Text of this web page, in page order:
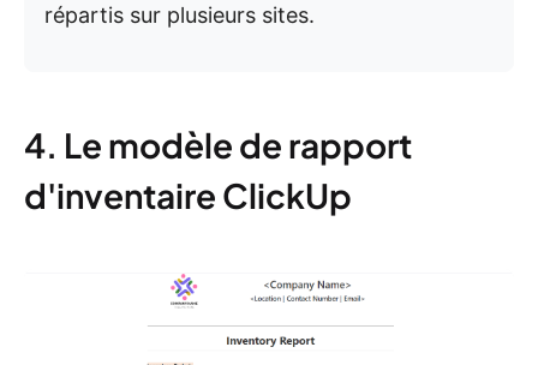
répartis sur plusieurs sites.
4. Le modèle de rapport
d'inventaire ClickUp